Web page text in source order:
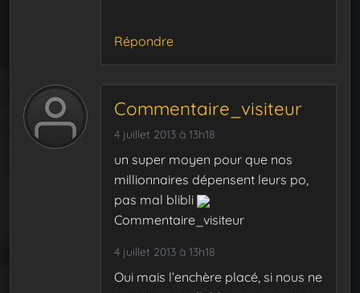
Répondre
Commentaire_visiteur
4 juillet 2013 à 13h18
un super moyen pour que nos
millionnaires dépensent leurs po,
pas mal blibli
Commentaire_visiteur
4 juillet 2013 à 13h18
Oui mais l’enchère placé, si nous ne